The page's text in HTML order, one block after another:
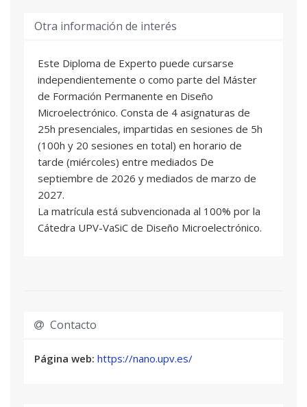
Los títulos y experiencia deben pertenecer a una
adquirido conocimientos sólidos sobre diseño
electrónico.
SOC
Jose Flich Cardo
: Catedrático/a de Universidad
Carles Hernández Luz
: Investigador Doctor
04 DESARROLLO DE FIRMWARE CON
SISTEMAS OPERATIVOS
2,5 ECTS
Marcos A. Martinez Peiro
de Universidad
Rubén Torres Curado : Profesor/a Asociado/a
Otra información de interés
Este Diploma de Experto puede cursarse
independientemente o como parte del Máster
de Formación Permanente en Diseño
Microelectrónico. Consta de 4 asignaturas de
25h presenciales, impartidas en sesiones de 5h
(100h y 20 sesiones en total) en horario de
tarde (miércoles) entre mediados De
septiembre de 2026 y mediados de marzo de
2027.
La matrícula está subvencionada al 100% por la
Cátedra UPV-VaSiC de Diseño Microelectrónico.
Contacto
Página web: https://nano.upv.es/